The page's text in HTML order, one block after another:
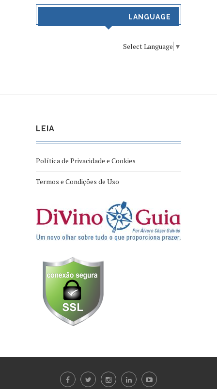
LANGUAGE
Select Language ▼
LEIA
Política de Privacidade e Cookies
Termos e Condições de Uso